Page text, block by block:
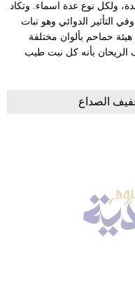
ولكل نوع عدة اسماء. وتكاد
التأثير الدوائي وهو نبات
حماحم بألوان مختلفة
الريحان بأنه كل نبت طيب
الصداع